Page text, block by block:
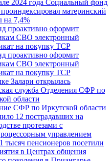
2024 года Социальный фонд
материнский
на 7,4%
проактивно оформит
СВО электронный
на покупку ТСР
проактивно оформит
СВО электронный
на покупку ТСР
Залари открылась
служба Отделения СФР по
области
СФР по Иркутской области
12 пострадавших на
протезами с
управлением
тысяч пенсионеров посетили
в Центрах общения